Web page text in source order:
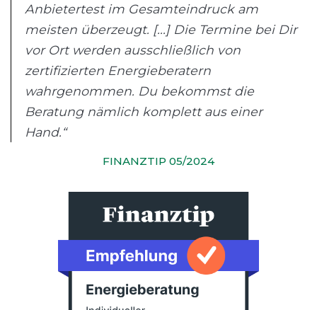
Anbietertest im Gesamteindruck am
meisten überzeugt. [...] Die Termine bei Dir
vor Ort werden ausschließlich von
zertifizierten Energieberatern
wahrgenommen. Du bekommst die
Beratung nämlich komplett aus einer
Hand.“
FINANZTIP 05/2024